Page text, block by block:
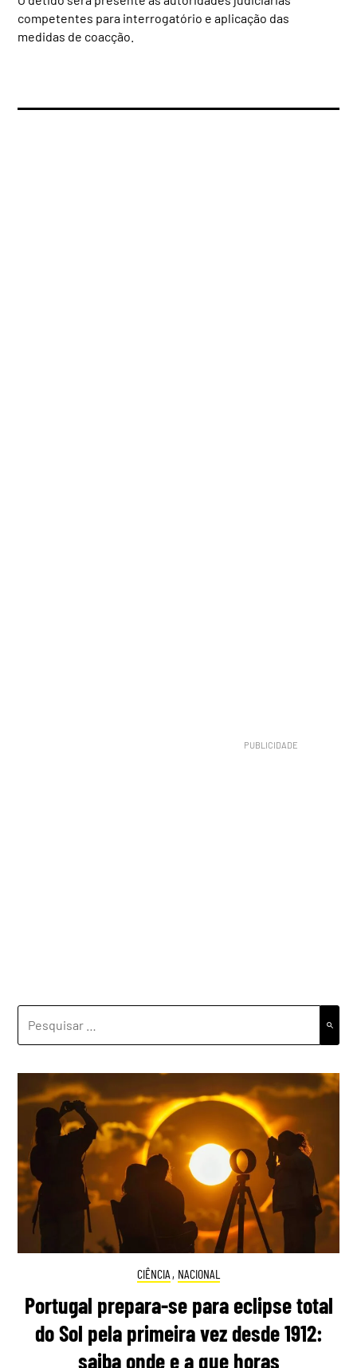
competentes para interrogatório e aplicação das
medidas de coacção.
CIÊNCIA , NACIONAL
Portugal prepara-se para eclipse total
do Sol pela primeira vez desde 1912:
saiba onde e a que horas